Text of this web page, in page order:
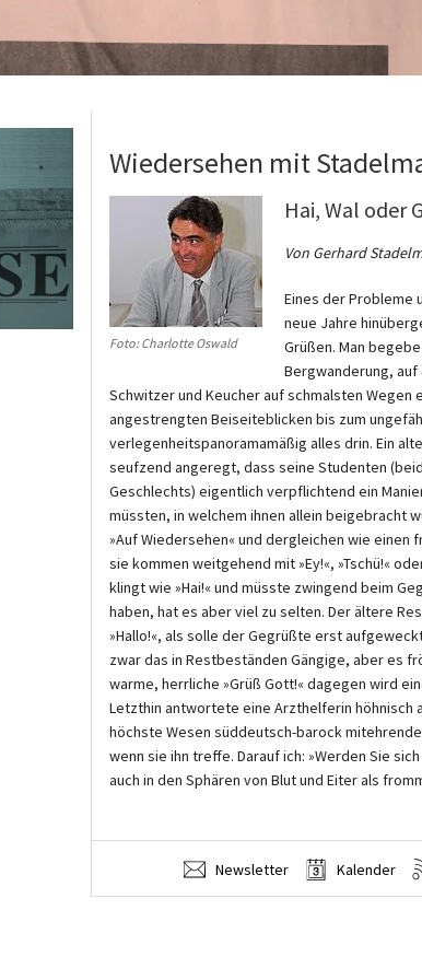
Wiedersehen mit
Foto: Charlotte Oswald
Hai, Wal oder
Von Gerhard
Eines der Probleme
neue Jahre
Grüßen. Man
Bergwanderung,
Schwitzer und Keucher auf schmalsten Wegen
angestrengten Beiseiteblicken bis zum
verlegenheitspanoramamäßig alles drin. Ein
seufzend angeregt, dass seine Studenten
Geschlechts) eigentlich verpflichtend ein
müssten, in welchem ihnen allein beigebracht
»Auf Wiedersehen« und dergleichen wie einen
sie kommen weitgehend mit »Ey!«, »Tschü!«
klingt wie »Hai!« und müsste zwingend beim
haben, hat es aber viel zu selten. Der ältere
»Hallo!«, als solle der Gegrüßte erst
zwar das in Restbeständen Gängige, aber es
warme, herrliche »Grüß Gott!« dagegen wird
Letzthin antwortete eine Arzthelferin höhnisch
höchste Wesen süddeutsch-barock
wenn sie ihn treffe. Darauf ich: »Werden Sie
auch in den Sphären von Blut und Eiter als
Newsletter Kalender